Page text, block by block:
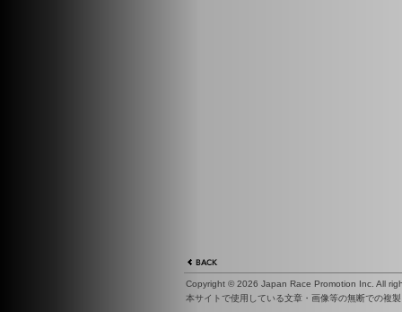
Copyright © 2026 Japan Race Promotion Inc. All
本サイトで使用している文章・画像等の無断での複